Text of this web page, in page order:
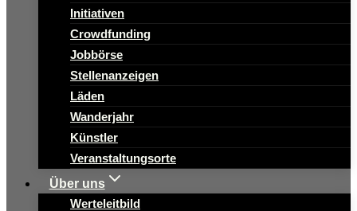
Initiativen
Crowdfunding
Jobbörse
Stellenanzeigen
Läden
Wanderjahr
Künstler
Veranstaltungsorte
Über uns
Werteleitbild